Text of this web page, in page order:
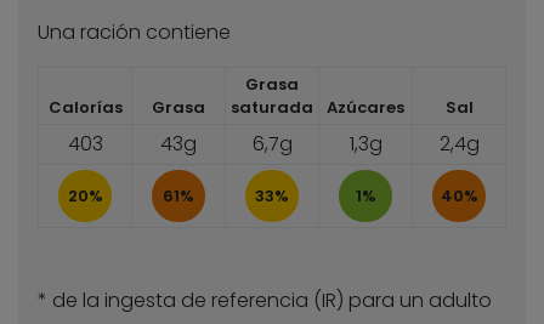
Una ración contiene
Calorías Grasa
Grasa
saturada
Azúcares Sal
403 43g 6,7g 1,3g 2,4g
20% 61% 33% 1% 40%
* de la ingesta de referencia (IR) para un adulto